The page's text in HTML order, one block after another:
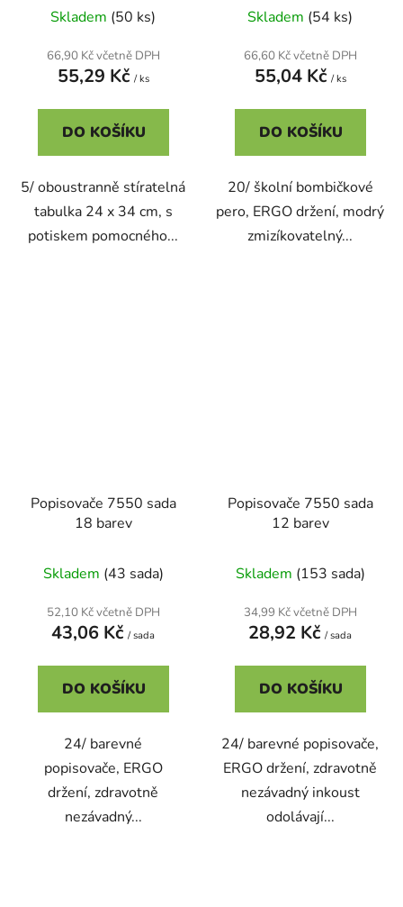
Skladem (50 ks)
66,90 Kč včetně DPH
55,29 Kč / ks
DO KOŠÍKU
5/ oboustranně stíratelná
tabulka 24 x 34 cm, s
potiskem pomocného...
Skladem (54 ks)
66,60 Kč včetně DPH
55,04 Kč / ks
DO KOŠÍKU
20/ školní bombičkové
pero, ERGO držení, modrý
zmizíkovatelný...
Popisovače 7550 sada
18 barev
Skladem (43 sada)
52,10 Kč včetně DPH
43,06 Kč / sada
DO KOŠÍKU
24/ barevné
popisovače, ERGO
držení, zdravotně
nezávadný...
Popisovače 7550 sada
12 barev
Skladem (153 sada)
34,99 Kč včetně DPH
28,92 Kč / sada
DO KOŠÍKU
24/ barevné popisovače,
ERGO držení, zdravotně
nezávadný inkoust
odolávají...